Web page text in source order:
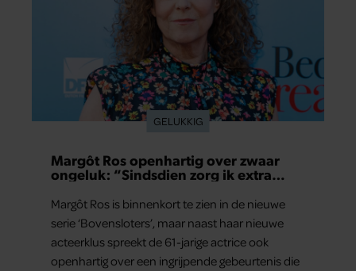
GELUKKIG
Margôt Ros openhartig over zwaar
ongeluk: “Sindsdien zorg ik extra
Margôt Ros is binnenkort te zien in de nieuwe
serie ‘Bovensloters’, maar naast haar nieuwe
acteerklus spreekt de 61-jarige actrice ook
openhartig over een ingrijpende gebeurtenis die